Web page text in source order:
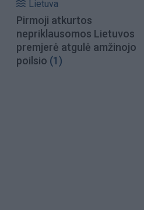
Lietuva
Pirmoji atkurtos
nepriklausomos Lietuvos
premjerė atgulė amžinojo
poilsio (1)